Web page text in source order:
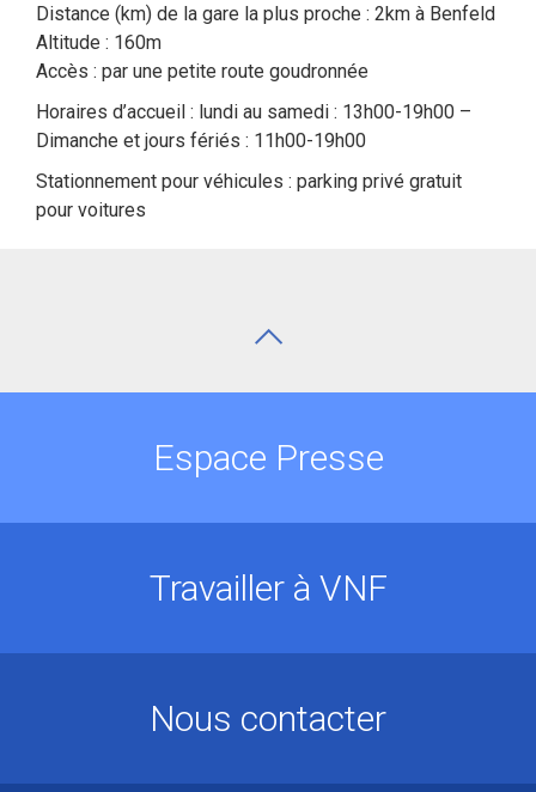
Distance (km) de la gare la plus proche : 2km à Benfeld
Altitude : 160m
Accès : par une petite route goudronnée
Horaires d’accueil : lundi au samedi : 13h00-19h00 –
Dimanche et jours fériés : 11h00-19h00
Stationnement pour véhicules : parking privé gratuit
pour voitures
Espace Presse
Travailler à VNF
Nous contacter